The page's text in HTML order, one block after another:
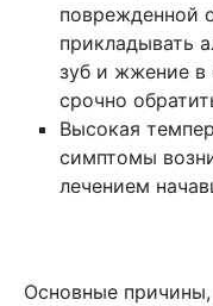
поврежденной
прикладывать
зуб и жжение в
срочно
Высокая
симптомы
лечением
Основные